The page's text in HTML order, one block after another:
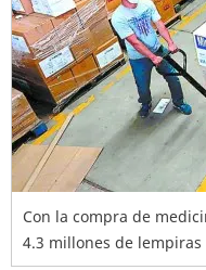
Con la compra de
4.3 millones de